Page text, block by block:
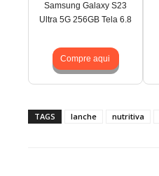
Samsung Galaxy S23
Ultra 5G 256GB Tela 6.8
Compre aqui
TAGS lanche nutritiva